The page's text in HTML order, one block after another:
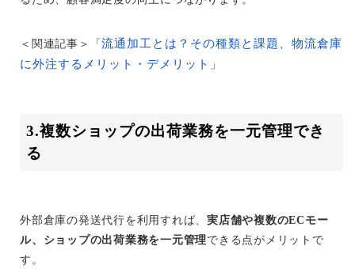
＜関連記事＞「流通加工とは？その種類と課題、物流倉庫
に外注するメリット・デメリット 」
3.複数ショップの出荷業務を一元管理でき
る
外部倉庫の発送代行を利用すれば、 実店舗や複数のECモー
ル、ショップの出荷業務を一元管理できる点がメリットで
す。